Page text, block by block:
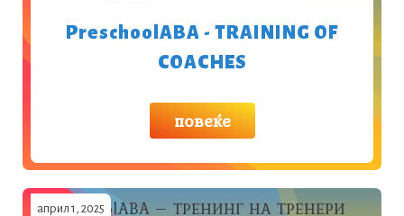
PreschoolABA - TRAINING OF
COACHES
повеќе
април 1, 2025